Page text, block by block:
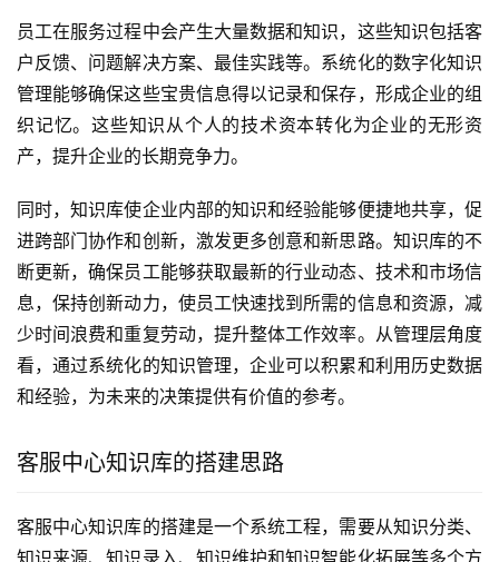
员工在服务过程中会产生大量数据和知识，这些知识包括客
户反馈、问题解决方案、最佳实践等。系统化的数字化知识
管理能够确保这些宝贵信息得以记录和保存，形成企业的组
织记忆。这些知识从个人的技术资本转化为企业的无形资
产，提升企业的长期竞争力。
同时，知识库使企业内部的知识和经验能够便捷地共享，促
进跨部门协作和创新，激发更多创意和新思路。知识库的不
断更新，确保员工能够获取最新的行业动态、技术和市场信
息，保持创新动力，使员工快速找到所需的信息和资源，减
少时间浪费和重复劳动，提升整体工作效率。从管理层角度
看，通过系统化的知识管理，企业可以积累和利用历史数据
和经验，为未来的决策提供有价值的参考。
客服中心知识库的搭建思路
客服中心知识库的搭建是一个系统工程，需要从知识分类、